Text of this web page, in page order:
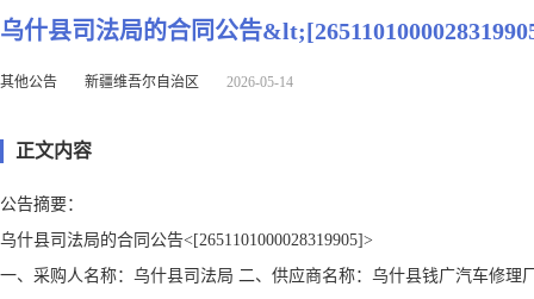
乌什县司法局的合同公告
其他公告 新疆维吾尔自治区 2026-05-14
正文内容
公告摘要：
乌什县司法局的合同公告<[2651101000028319905]>
一、采购人名称：乌什县司法局 二、供应商名称：乌什县钱广汽车修